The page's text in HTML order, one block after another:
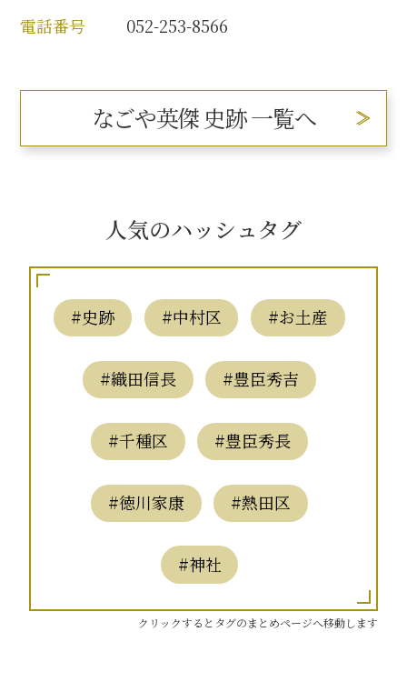
電話番号 052-253-8566
なごや英傑 史跡 一覧へ
人気のハッシュタグ
#史跡 #中村区 #お土産
#織田信長 #豊臣秀吉
#千種区 #豊臣秀長
#徳川家康 #熱田区
#神社
クリックするとタグのまとめページへ移動します